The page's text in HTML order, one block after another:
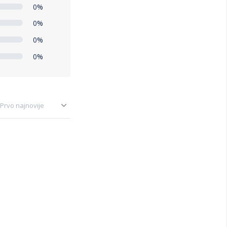
0%
0%
0%
0%